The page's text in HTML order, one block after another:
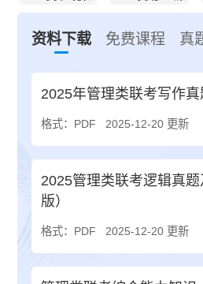
资料下载 免费课程 真
2025年管理类联考写作
格式：PDF 2025-12-20 更新
2025管理类联考逻辑真
版）
格式：PDF 2025-12-20 更新